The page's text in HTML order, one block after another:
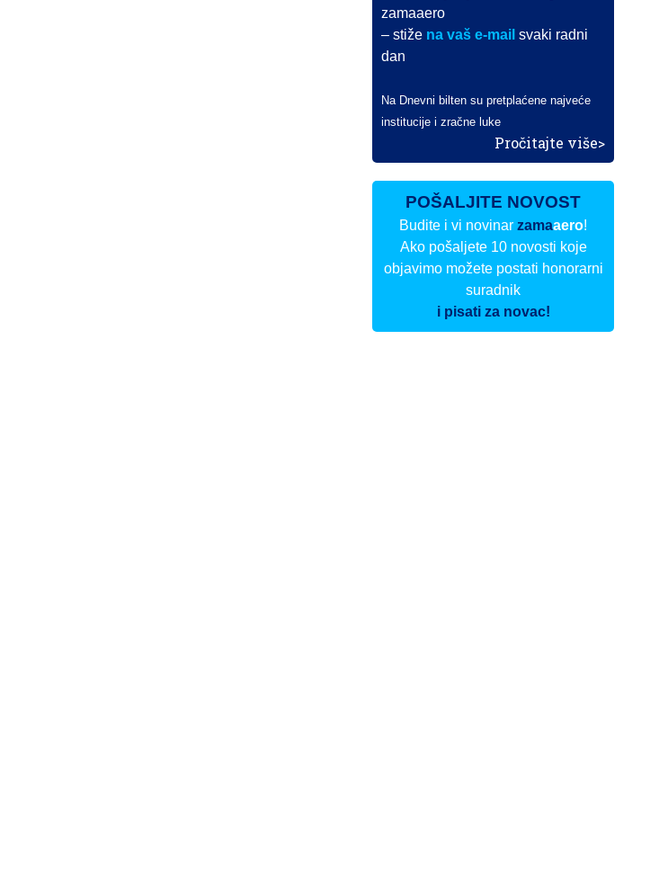
zamaaero
– stiže na vaš e-mail svaki radni
dan
Na Dnevni bilten su pretplaćene najveće
institucije i zračne luke
Pročitajte više>
POŠALJITE NOVOST
Budite i vi novinarzamaaero!
Ako pošaljete 10 novosti koje
objavimo možete postati honorarni
suradnik
i pisati za novac!